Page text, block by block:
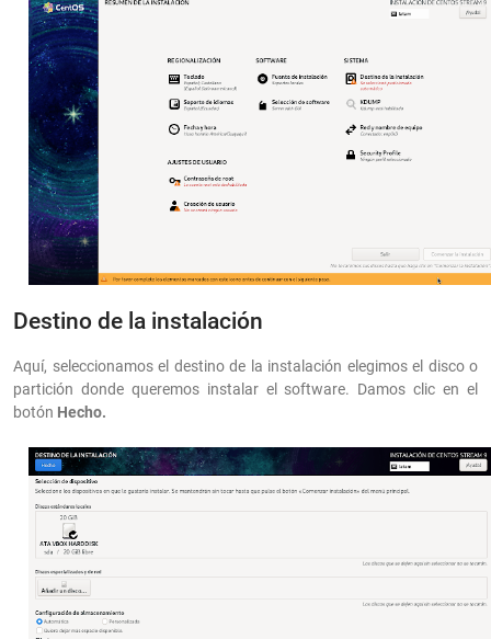
Destino de la instalación
Aquí, seleccionamos el destino de la instalación elegimos el disco o
partición donde queremos instalar el software. Damos clic en el
botón Hecho.